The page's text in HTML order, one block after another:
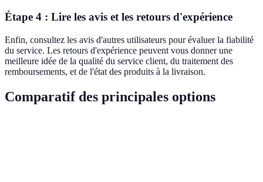
Étape 4 : Lire les avis et les retours d'expérience
Enfin, consultez les avis d'autres utilisateurs pour évaluer la fiabilité
du service. Les retours d'expérience peuvent vous donner une
meilleure idée de la qualité du service client, du traitement des
remboursements, et de l'état des produits à la livraison.
Comparatif des principales options